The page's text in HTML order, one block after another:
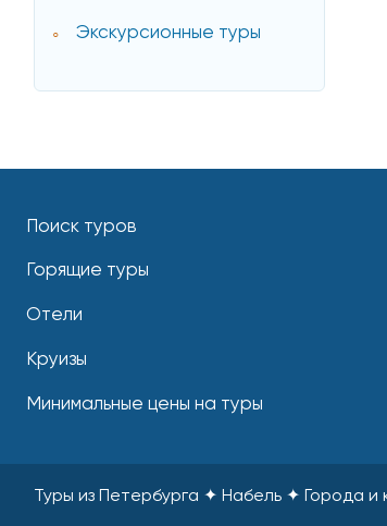
Экскурсионные туры
Поиск туров
Горящие туры
Отели
Круизы
Минимальные цены на туры
Туры из Петербурга ✦ Набель ✦ Города